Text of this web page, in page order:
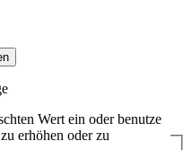
Wert ein oder benutze
erhöhen oder zu